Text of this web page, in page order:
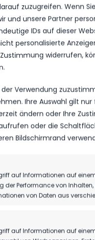
zuzugreifen. Wenn
und unsere Partner
IDs auf dieser
personalisierte
widerrufen,
Verwendung
Ihre Auswahl gilt
ändern oder Ihre
oder die
Bildschirmrand
auf Informationen auf
der Performance von
von Daten aus
auf Informationen auf